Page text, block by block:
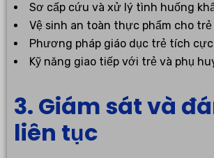
Sơ cấp cứu và xử lý tình huống
Vệ sinh an toàn thực phẩm cho trẻ
Phương pháp giáo dục trẻ tích cực
Kỹ năng giao tiếp với trẻ và phụ
3. Giám sát và
liên tục